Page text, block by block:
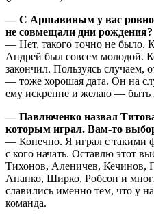
— С Аршавиным у вас ровно
не совмещали дни рождения?
— Нет, такого точно не было.
Андрей был совсем молодой.
закончил. Пользуясь случаем,
— тоже хорошая дата. Он на
ему искренне и желаю — быть
— Павлюченко назвал
которым играл. Вам-то
— Конечно. Я играл с такими
с кого начать. Оставлю этот
Тихонов, Аленичев, Кечинов,
Ананко, Ширко, Робсон и
славились именно тем, что у
команда.